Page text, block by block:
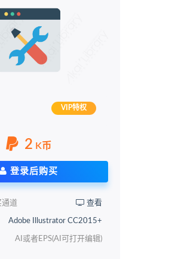
VIP特权
2 K币
登录后购买
通道 查看
Adobe Illustrator CC2015+
AI或者EPS(AI可打开编辑)